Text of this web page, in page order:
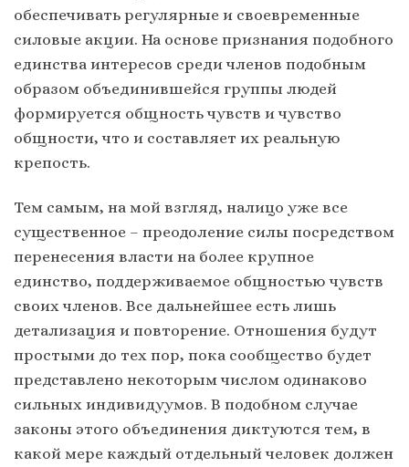
обеспечивать регулярные и своевременные
силовые акции. На основе признания подобного
единства интересов среди членов подобным
образом объединившейся группы людей
формируется общность чувств и чувство
общности, что и составляет их реальную
крепость.
Тем самым, на мой взгляд, налицо уже все
существенное – преодоление силы посредством
перенесения власти на более крупное
единство, поддерживаемое общностью чувств
своих членов. Все дальнейшее есть лишь
детализация и повторение. Отношения будут
простыми до тех пор, пока сообщество будет
представлено некоторым числом одинаково
сильных индивидуумов. В подобном случае
законы этого объединения диктуются тем, в
какой мере каждый отдельный человек должен